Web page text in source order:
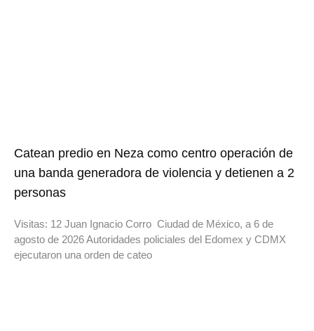
Catean predio en Neza como centro operación de
una banda generadora de violencia y detienen a 2
personas
Visitas: 12 Juan Ignacio Corro Ciudad de México, a 6 de
agosto de 2026 Autoridades policiales del Edomex y CDMX
ejecutaron una orden de cateo